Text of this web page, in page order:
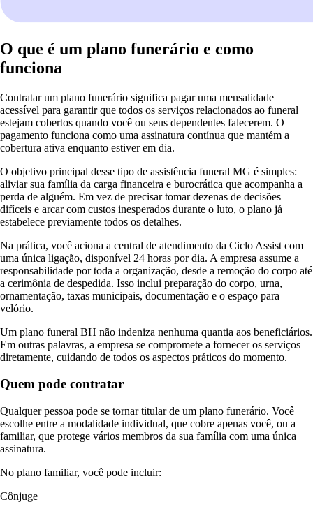
O que é um plano funerário e como
funciona
Contratar um plano funerário significa pagar uma mensalidade
acessível para garantir que todos os serviços relacionados ao funeral
estejam cobertos quando você ou seus dependentes falecerem. O
pagamento funciona como uma assinatura contínua que mantém a
cobertura ativa enquanto estiver em dia.
O objetivo principal desse tipo de assistência funeral MG é simples:
aliviar sua família da carga financeira e burocrática que acompanha a
perda de alguém. Em vez de precisar tomar dezenas de decisões
difíceis e arcar com custos inesperados durante o luto, o plano já
estabelece previamente todos os detalhes.
Na prática, você aciona a central de atendimento da Ciclo Assist com
uma única ligação, disponível 24 horas por dia. A empresa assume a
responsabilidade por toda a organização, desde a remoção do corpo até
a cerimônia de despedida. Isso inclui preparação do corpo, urna,
ornamentação, taxas municipais, documentação e o espaço para
velório.
Um plano funeral BH não indeniza nenhuma quantia aos beneficiários.
Em outras palavras, a empresa se compromete a fornecer os serviços
diretamente, cuidando de todos os aspectos práticos do momento.
Quem pode contratar
Qualquer pessoa pode se tornar titular de um plano funerário. Você
escolhe entre a modalidade individual, que cobre apenas você, ou a
familiar, que protege vários membros da sua família com uma única
assinatura.
No plano familiar, você pode incluir:
Cônjuge